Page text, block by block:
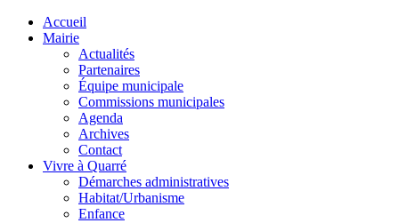
Accueil
Mairie
Actualités
Partenaires
Équipe municipale
Commissions municipales
Agenda
Archives
Contact
Vivre à Quarré
Démarches administratives
Habitat/Urbanisme
Enfance